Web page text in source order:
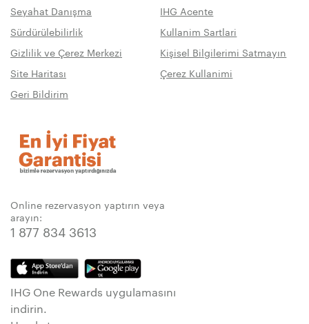
Seyahat Danışma
IHG Acente
Sürdürülebilirlik
Kullanim Sartlari
Gizlilik ve Çerez Merkezi
Kişisel Bilgilerimi Satmayın
Site Haritası
Çerez Kullanimi
Geri Bildirim
Online rezervasyon yaptırın veya
arayın:
1 877 834 3613
IHG One Rewards uygulamasını
indirin.